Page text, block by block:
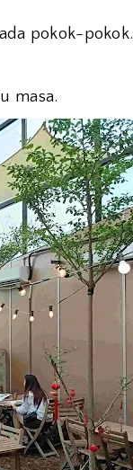
pokok-pokok.
masa.